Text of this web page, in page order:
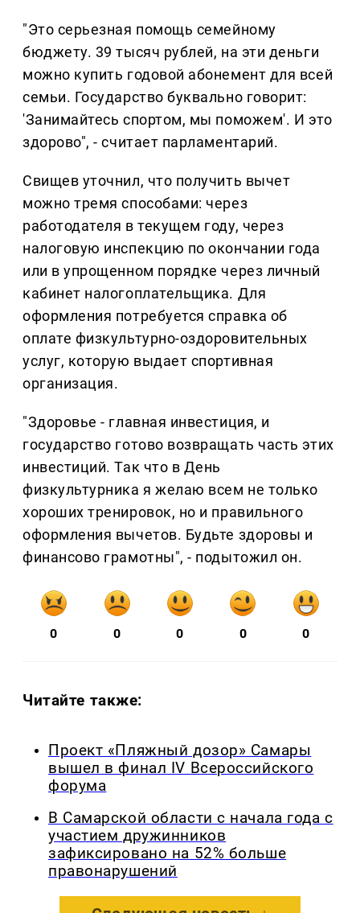
"Это серьезная помощь семейному
бюджету. 39 тысяч рублей, на эти деньги
можно купить годовой абонемент для всей
семьи. Государство буквально говорит:
'Занимайтесь спортом, мы поможем'. И это
здорово", - считает парламентарий.
Свищев уточнил, что получить вычет
можно тремя способами: через
работодателя в текущем году, через
налоговую инспекцию по окончании года
или в упрощенном порядке через личный
кабинет налогоплательщика. Для
оформления потребуется справка об
оплате физкультурно-оздоровительных
услуг, которую выдает спортивная
организация.
"Здоровье - главная инвестиция, и
государство готово возвращать часть этих
инвестиций. Так что в День
физкультурника я желаю всем не только
хороших тренировок, но и правильного
оформления вычетов. Будьте здоровы и
финансово грамотны", - подытожил он.
0 0 0 0 0
Читайте также:
Проект «Пляжный дозор» Самары
вышел в финал IV Всероссийского
форума
В Самарской области с начала года с
участием дружинников
зафиксировано на 52% больше
правонарушений